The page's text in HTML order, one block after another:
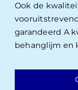
Ook de
garandeerd A
behanglijm en